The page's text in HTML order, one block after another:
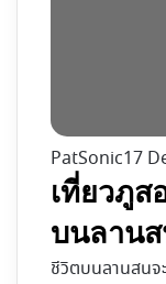
PatSonic17
เที่ยวภู
บนลาน
ชีวิตบนลานสนจะ